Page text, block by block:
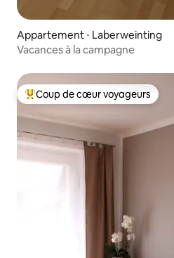
Appartement ⋅ Laberweinting
Vacances à la campagne
Coups de cœur voyageurs les
Coup de cœur voyageurs